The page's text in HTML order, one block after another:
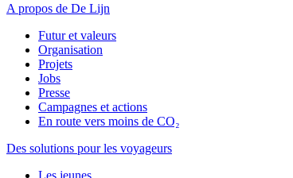
A propos de De Lijn
Futur et valeurs
Organisation
Projets
Jobs
Presse
Campagnes et actions
En route vers moins de CO₂
Des solutions pour les voyageurs
Les jeunes